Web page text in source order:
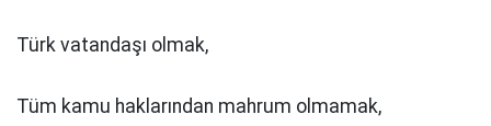
Türk vatandaşı olmak,
Tüm kamu haklarından mahrum olmamak,